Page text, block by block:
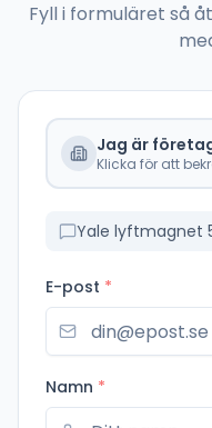
Fyll i formuläret så
Jag är
Klicka för att
Yale lyftmagnet
E-post *
Namn *